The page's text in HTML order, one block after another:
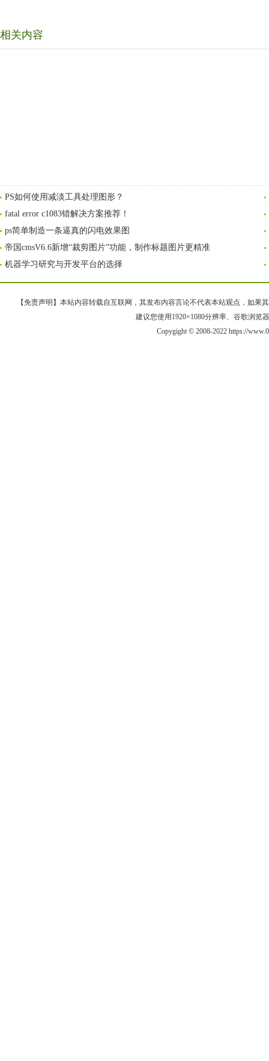
相关内容
PS如何使用减淡工具处理图形？
fatal error c1083错解决方案推荐！
ps简单制造一条逼真的闪电效果图
帝国cmsV6.6新增“裁剪图片”功能，制作标题图片更精准
机器学习研究与开发平台的选择
【免责声明】本站内容转载自互联网，其发布内容言论不代表本站观点，如果
建议您使用1920×1080分辨率、谷歌浏览
Copygight © 2008-2022 https://